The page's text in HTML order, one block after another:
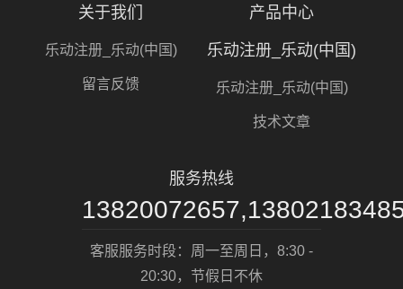
关于我们
乐动注册_乐动(中国)
留言反馈
产品中心
乐动注册_乐动(中国)
乐动注册_乐动(中国)
技术文章
服务热线
客服服务时段：周一至周日，8:30 -
20:30，节假日不休